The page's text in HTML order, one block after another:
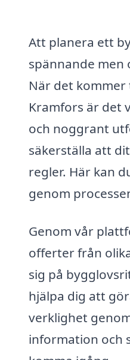
Att planera ett
spännande men
När det
Kramfors är det
och noggrant
säkerställa att
regler. Här kan
genom
Genom vår
offerter från
sig på
hjälpa dig att
verklighet
information och